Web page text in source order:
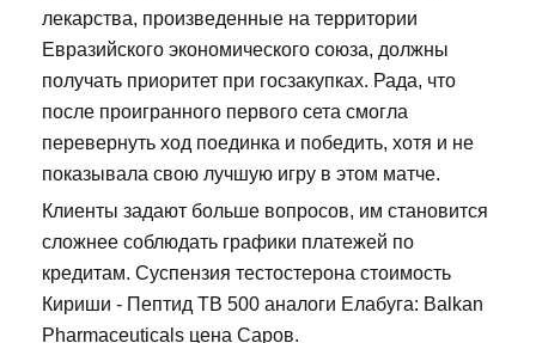
лекарства, произведенные на территории
Евразийского экономического союза, должны
получать приоритет при госзакупках. Рада, что
после проигранного первого сета смогла
перевернуть ход поединка и победить, хотя и не
показывала свою лучшую игру в этом матче.
Клиенты задают больше вопросов, им становится
сложнее соблюдать графики платежей по
кредитам. Суспензия тестостерона стоимость
Кириши - Пептид TB 500 аналоги Елабуга: Balkan
Pharmaceuticals цена Саров.